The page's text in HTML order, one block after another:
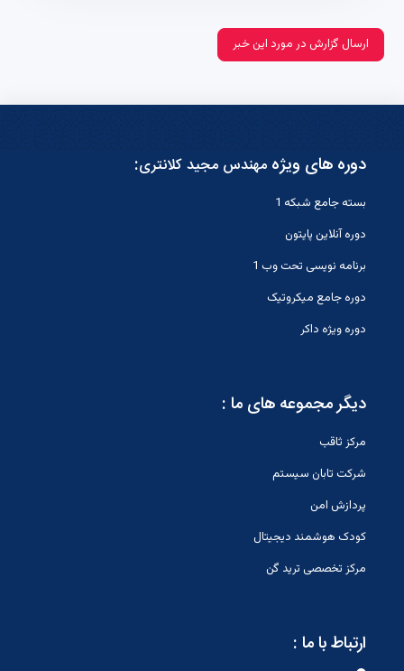
ارسال گزارش در مورد این خبر
دوره های ویژه مهندس مجید کلانتری:
بسته جامع شبکه 1
دوره آنلاین پایتون
برنامه نویسی تحت وب 1
دوره جامع میکروتیک
دوره ویژه داکر
دیگر مجموعه های ما :
مرکز ثاقب
شرکت تابان سیستم
پردازش امن
کودک هوشمند دیجیتال
مرکز تخصصی ترید گن
ارتباط با ما :